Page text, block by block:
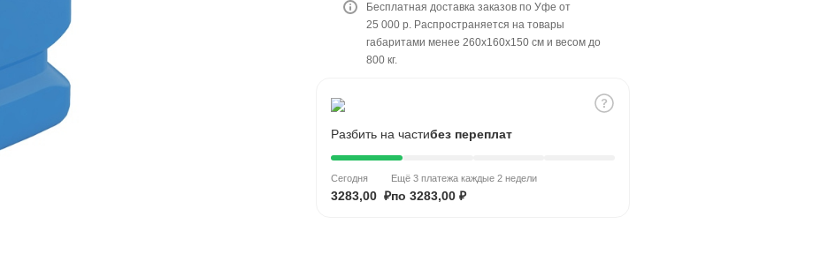
Бесплатная доставка заказов по Уфе от
25 000 р. Распространяется на товары
габаритами менее 260x160x150 см и весом до
800 кг.
Разбить на частибез переплат
Сегодня
3283,00 ₽
Ещё 3 платежа каждые 2 недели
по 3283,00 ₽